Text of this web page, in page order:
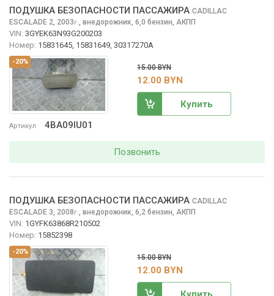
-20%
Артикул 4BA09IU01
ПОДУШКА БЕЗОПАСНОСТИ ПАССАЖИРА CADILLAC
ESCALADE 2, 2003г., внедорожник, 6,0 бензин, АКПП
VIN: 3GYEK63N93G200203
Номер: 15831645, 15831649, 30317270A
15.00 BYN
12.00 BYN
Купить
Позвонить
-20%
ПОДУШКА БЕЗОПАСНОСТИ ПАССАЖИРА CADILLAC
ESCALADE 3, 2008г., внедорожник, 6,2 бензин, АКПП
VIN: 1GYFK63868R210502
Номер: 15852398
15.00 BYN
12.00 BYN